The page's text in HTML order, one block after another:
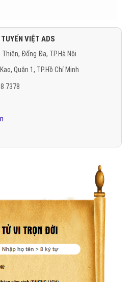
VIỆT ADS
Đống Đa, TP.Hà Nội
Quận 1, TP.Hồ Chí Minh
7378